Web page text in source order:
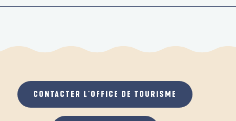
CONTACTER L'OFFICE DE TOURISME